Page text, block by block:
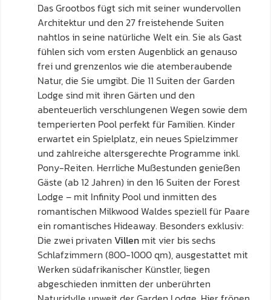
Das Grootbos fügt sich mit seiner wundervollen
Architektur und den 27 freistehende Suiten
nahtlos in seine natürliche Welt ein. Sie als Gast
fühlen sich vom ersten Augenblick an genauso
frei und grenzenlos wie die atemberaubende
Natur, die Sie umgibt. Die 11 Suiten der Garden
Lodge sind mit ihren Gärten und den
abenteuerlich verschlungenen Wegen sowie dem
temperierten Pool perfekt für Familien. Kinder
erwartet ein Spielplatz, ein neues Spielzimmer
und zahlreiche altersgerechte Programme inkl.
Pony-Reiten. Herrliche Mußestunden genießen
Gäste (ab 12 Jahren) in den 16 Suiten der Forest
Lodge – mit Infinity Pool und inmitten des
romantischen Milkwood Waldes speziell für Paare
ein romantisches Hideaway. Besonders exklusiv:
Die zwei privaten Villen mit vier bis sechs
Schlafzimmern (800-1000 qm), ausgestattet mit
Werken südafrikanischer Künstler, liegen
abgeschieden inmitten der unberührten